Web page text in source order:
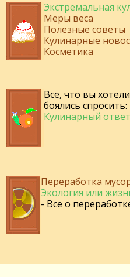
Экстремальная
Меры веса
Полезные советы
Кулинарные
Косметика
Все, что вы
боялись спросить:
Кулинарный ответ
Переработка
Экология или
- Все о